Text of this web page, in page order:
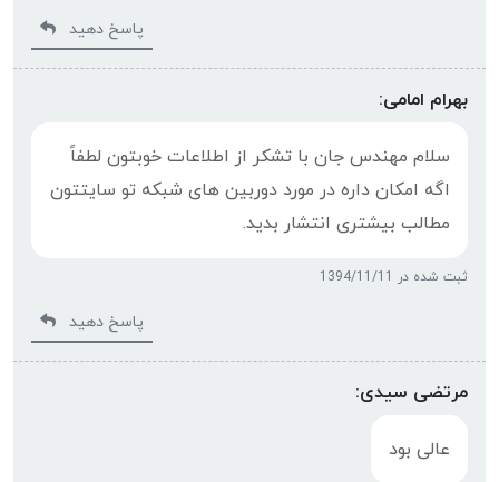
پاسخ دهید
بهرام امامی:
سلام مهندس جان با تشکر از اطلاعات خوبتون لطفاً
اگه امکان داره در مورد دوربین های شبکه تو سایتتون
مطالب بیشتری انتشار بدید.
ثبت شده در 1394/11/11
پاسخ دهید
مرتضی سیدی:
عالی بود